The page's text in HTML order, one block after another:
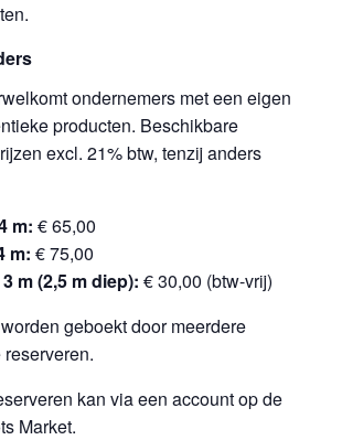
ondernemers met een eigen
producten. Beschikbare
excl. 21% btw, tenzij anders
m: € 65,00
m: € 75,00
m (2,5 m diep): € 30,00 (btw-vrij)
geboekt door meerdere
kan via een account op de
Market.